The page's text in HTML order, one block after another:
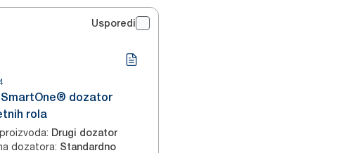
Usporedi
SmartOne® dozator
rola
: Drugi dozator
dozatora: Standardno